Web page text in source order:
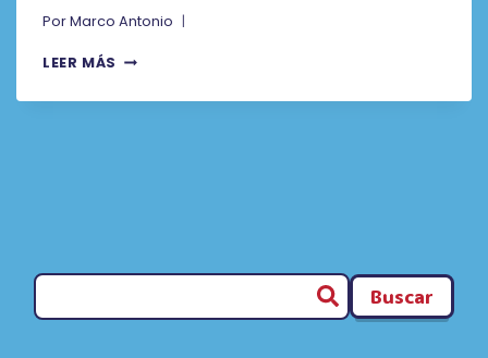
PorMarco Antonio
LEER MÁS DIRECCIÓN
–
Buscar